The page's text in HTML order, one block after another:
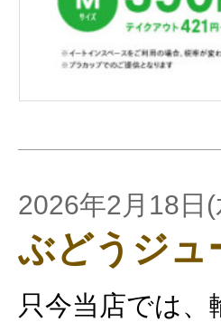
2026年2月18日
ぶどうジュ
只今当店では